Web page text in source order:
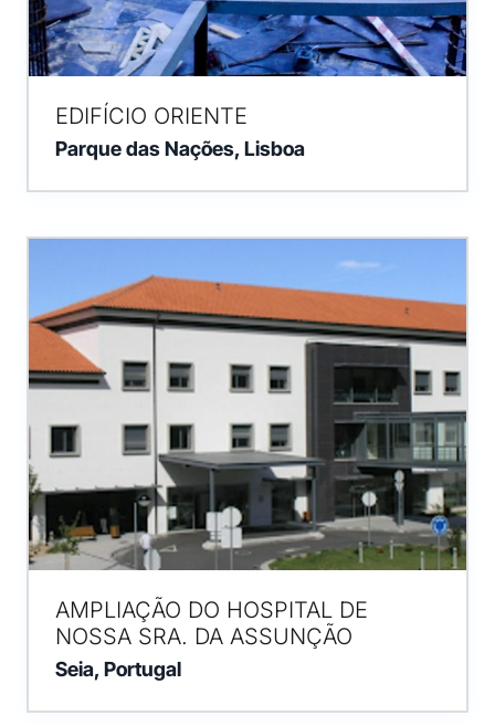
EDIFÍCIO ORIENTE
Parque das Nações, Lisboa
AMPLIAÇÃO DO HOSPITAL DE
NOSSA SRA. DA ASSUNÇÃO
Seia, Portugal